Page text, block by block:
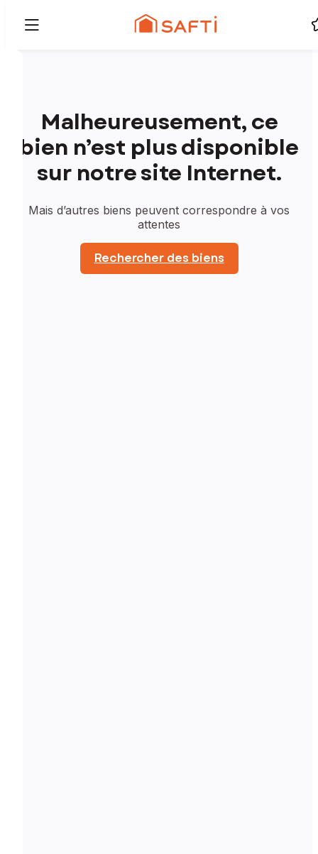
Malheureusement, ce
bien n’est plus disponible
sur notre site Internet.
Mais d’autres biens peuvent correspondre à vos
attentes
Rechercher des biens